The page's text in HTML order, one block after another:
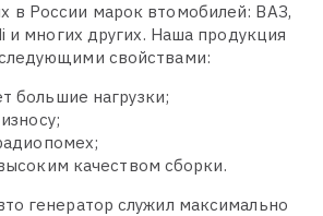
в России марок втомобилей: ВАЗ,
и многих других. Наша продукция
свойствами:
большие нагрузки;
качеством сборки.
генератор служил максимально